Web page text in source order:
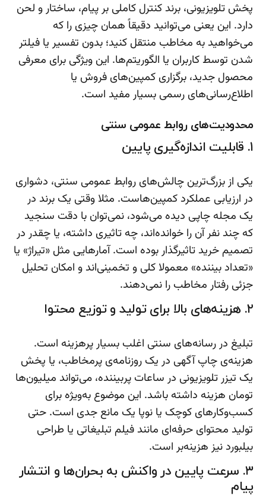
پخش تلویزیونی، برند کنترل کاملی بر پیام، ساختار و لحن
دارد. این یعنی می‌توانید دقیقاً همان چیزی را که
می‌خواهید به مخاطب منتقل کنید؛ بدون تفسیر یا فیلتر
شدن توسط کاربران یا الگوریتم‌ها. این ویژگی برای معرفی
محصول جدید، برگزاری کمپین‌های فروش یا
اطلاع‌رسانی‌های رسمی بسیار مفید است.
محدودیت‌های روابط عمومی سنتی
۱. قابلیت اندازه‌گیری پایین
یکی از بزرگ‌ترین چالش‌های روابط عمومی سنتی، دشواری
در ارزیابی عملکرد کمپین‌هاست. مثلا وقتی یک برند در
یک مجله چاپی دیده می‌شود، نمی‌توان با دقت سنجید
که چند نفر آن را خوانده‌اند، چه تاثیری داشته، یا چقدر در
تصمیم خرید تاثیرگذار بوده است. آمارهایی مثل «تیراژ» یا
«تعداد بیننده» معمولا کلی و تخمینی‌اند و امکان تحلیل
جزئی رفتار مخاطب را نمی‌دهند.
۲. هزینه‌های بالا برای تولید و توزیع محتوا
تبلیغ در رسانه‌های سنتی اغلب بسیار پرهزینه است.
هزینه‌ی چاپ آگهی در یک روزنامه‌ی پرمخاطب، یا پخش
یک تیزر تلویزیونی در ساعات پربیننده، می‌تواند میلیون‌ها
تومان هزینه داشته باشد. این موضوع به‌ویژه برای
کسب‌وکارهای کوچک یا نوپا یک مانع جدی است. حتی
تولید محتوای حرفه‌ای مانند فیلم تبلیغاتی یا طراحی
بیلبورد نیز هزینه‌بر است.
۳. سرعت پایین در واکنش به بحران‌ها و انتشار
پیام